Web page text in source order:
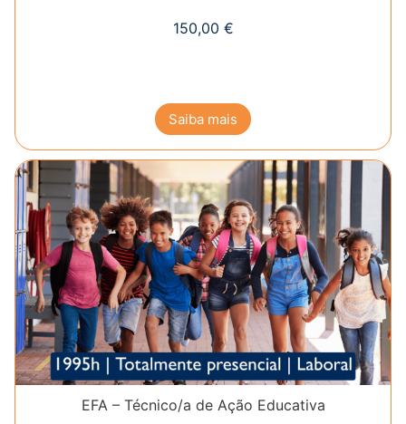
150,00 €
Saiba mais
EFA – Técnico/a de Ação Educativa